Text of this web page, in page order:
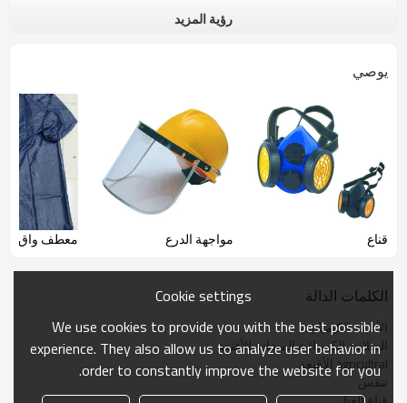
رؤية المزيد
يوصي
قناع مواجهة الدرع معطف واق من
الكلمات الدالة
الأقنعة الكيميائية
السلامة الكيميائية المضادة الأقنعة
agricultral الأقنعة
تنفس
Cookie settings
We use cookies to provide you with the best possible
experience. They also allow us to analyze user behavior in
order to constantly improve the website for you.